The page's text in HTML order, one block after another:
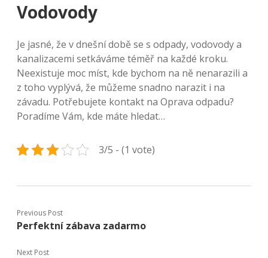
Vodovody
Je jasné, že v dnešní době se s odpady, vodovody a
kanalizacemi setkáváme téměř na každé kroku.
Neexistuje moc míst, kde bychom na ně nenarazili a
z toho vyplývá, že můžeme snadno narazit i na
závadu. Potřebujete kontakt na Oprava odpadu?
Poradíme Vám, kde máte hledat…
3/5 - (1 vote)
Previous Post
Perfektní zábava zadarmo
Next Post